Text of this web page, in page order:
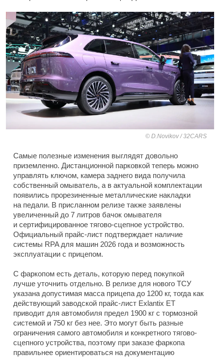
D.Novikov / 32CARS
Самые полезные изменения выглядят довольно
приземленно. Дистанционной парковкой теперь можно
управлять ключом, камера заднего вида получила
собственный омыватель, а в актуальной комплектации
появились прорезиненные металлические накладки
на педали. В присланном релизе также заявлены
увеличенный до 7 литров бачок омывателя
и сертифицированное тягово-сцепное устройство.
Официальный прайс-лист подтверждает наличие
системы RPA для машин 2026 года и возможность
эксплуатации с прицепом.
С фаркопом есть деталь, которую перед покупкой
лучше уточнить отдельно. В релизе для нового ТСУ
указана допустимая масса прицепа до 1200 кг, тогда как
действующий заводской прайс-лист Exlantix ET
приводит для автомобиля предел 1900 кг с тормозной
системой и 750 кг без нее. Это могут быть разные
ограничения самого автомобиля и конкретного тягово-
сцепного устройства, поэтому при заказе фаркопа
правильнее ориентироваться на документацию